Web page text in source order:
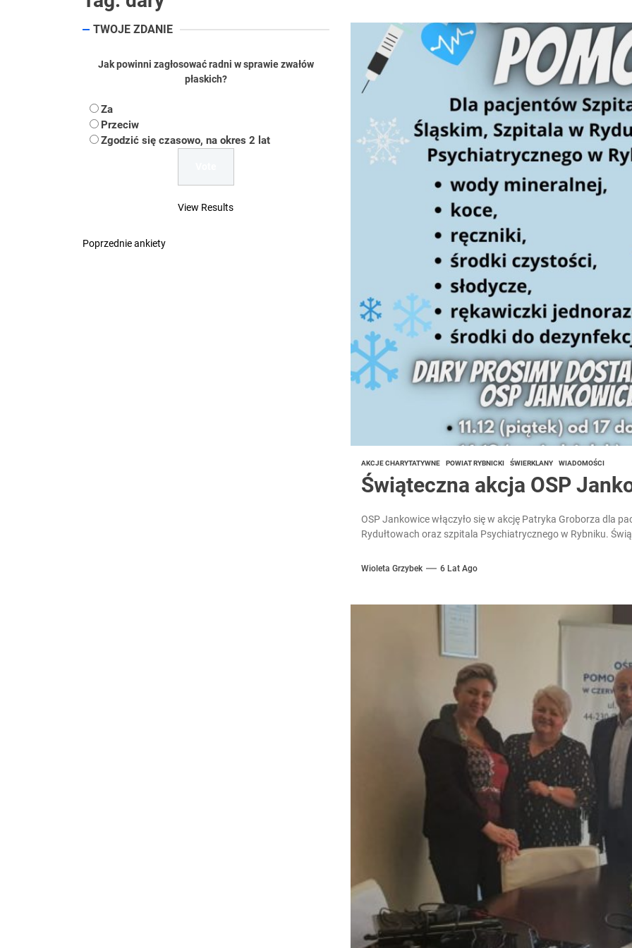
Uwaga Dębieńsko – woda nieprzydatna do spożycia!!!
Dość komentowania kolejnych afer w ochronie zdrowia — czas zacząć mówić o
AKCJE CHARYTATYWNE POWIAT RYBNICKI ŚWIERKLANY WIADOMOŚCI
Świąteczna akcja OSP
OSP Jankowice włączyło się w akcję Patryka Groborza dla
Rydułtowach oraz szpitala Psychiatrycznego w Rybniku.
Wioleta Grzybek 6 Lat Ago
TWOJE ZDANIE
Jak powinni zagłosować radni w sprawie zwałów
płaskich?
Za
Przeciw
Zgodzić się czasowo, na okres 2 lat
View Results
Poprzednie ankiety